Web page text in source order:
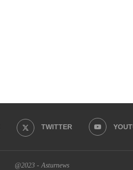
TWITTER
@2023 - Asturnews